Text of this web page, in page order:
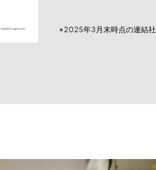
*2025年3月末時点の連結